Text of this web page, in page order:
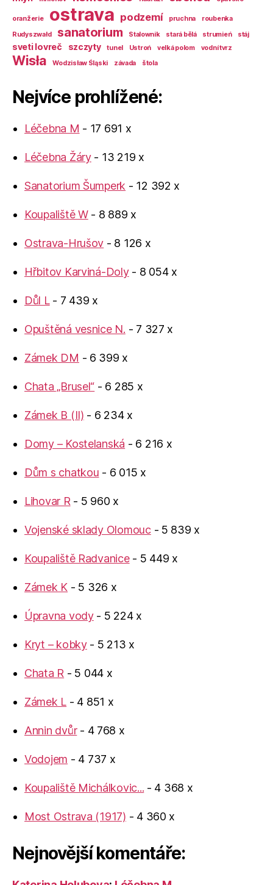
oranžerie ostrava podzemí pruchna
roubenka
Rudyszwałd
sanatorium Stalownik stará bělá strumień stáj
sveti lovreč szczyty tunel Ustroń velká polom vodní tvrz
Wisła Wodzisław Śląski závada štola
Nejvíce prohlížené:
Léčebna M - 17 691 x
Léčebna Žáry- 13 219 x
Sanatorium Šumperk - 12 392 x
Koupaliště W- 8 889 x
Ostrava-Hrušov - 8 126 x
Hřbitov Karviná-Doly- 8 054 x
Důl L- 7 439 x
Opuštěná vesnice N. - 7 327 x
Zámek DM - 6 399 x
Chata „Brusel“ - 6 285 x
Zámek B (II) - 6 234 x
Domy – Kostelanská - 6 216 x
Dům s chatkou - 6 015 x
Lihovar R - 5 960 x
Vojenské sklady Olomouc- 5 839 x
Koupaliště Radvanice- 5 449 x
Zámek K - 5 326 x
Úpravna vody- 5 224 x
Kryt – kobky- 5 213 x
Chata R - 5 044 x
Zámek L - 4 851 x
Annin dvůr- 4 768 x
Vodojem - 4 737 x
Koupaliště Michálkovic... - 4 368 x
Most Ostrava (1917) - 4 360 x
Nejnovější komentáře: